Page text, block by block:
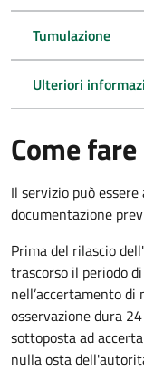
Tumulazione
Ulteriori
Come fare
Il servizio può
documentazione
Prima del rilascio
trascorso il periodo
nell’accertamento
osservazione dura
sottoposta ad
nulla osta